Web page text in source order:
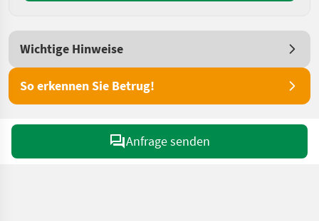
Wichtige Hinweise
So erkennen Sie Betrug!
Anfrage senden